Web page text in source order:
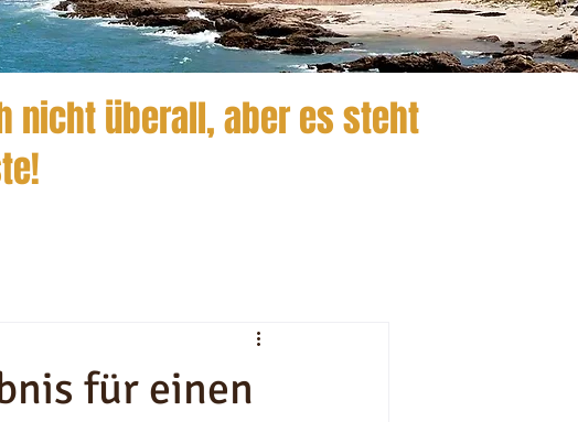
nicht überall, aber es steht
für einen